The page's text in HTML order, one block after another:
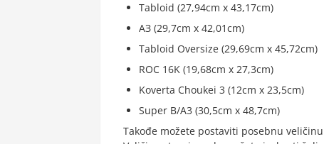
Tabloid (27,94cm x 43,17cm)
AЗ (29,7cm x 42,01cm)
Tabloid Oversize (29,69cm x 45,72cm)
ROC 16K (19,68cm x 27,3cm)
Koverta Choukei 3 (12cm x 23,5cm)
Super B/A3 (30,5cm x 48,7cm)
Takođe možete postaviti posebnu